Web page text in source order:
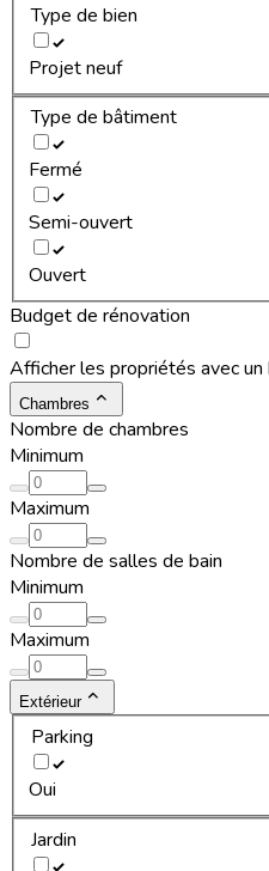
Type de bien
Projet neuf
Type de bâtiment
Fermé
Semi-ouvert
Ouvert
Budget de rénovation
Afficher les propriétés avec
Chambres
Nombre de chambres
Minimum
Maximum
Nombre de salles de bain
Minimum
Maximum
Extérieur
Parking
Oui
Jardin